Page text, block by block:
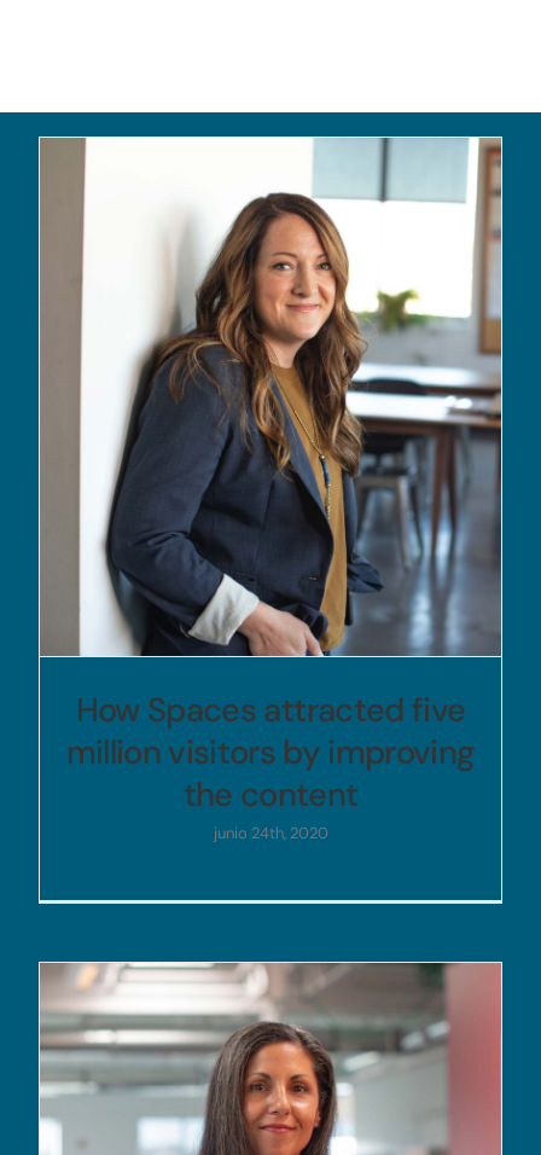
How Spaces attracted five
million visitors by improving
the content
junio 24th, 2020